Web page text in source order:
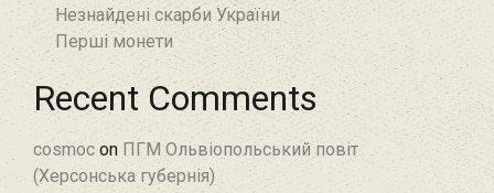
Незнайдені скарби України
Перші монети
Recent Comments
cosmoc on ПГМ Ольвіопольський повіт
(Херсонська губернія)